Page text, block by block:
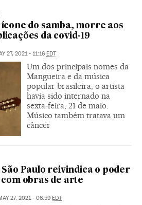
do samba, morre aos
da covid-19
27, 2021 - 11:16 EDT
Um dos principais nomes da
Mangueira e da música
popular brasileira, o artista
havia sido internado na
sexta-feira, 21 de maio.
Músico também tratava um
câncer
Paulo reivindica o poder
obras de arte
27, 2021 - 06:59 EDT